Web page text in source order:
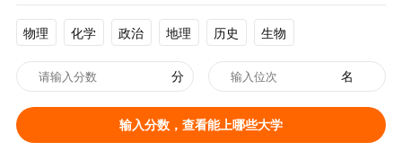
物理 化学 政治 地理 历史 生物
分 名
输入分数，查看能上哪些大学